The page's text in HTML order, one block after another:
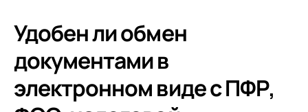
Удобен ли обмен
документами в
электронном виде с ПФР,